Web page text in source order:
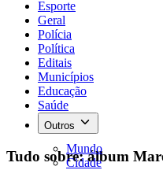
Esporte
Geral
Polícia
Política
Editais
Municípios
Educação
Saúde
Outros
Mundo
Cidade
Tudo sobre: álbum